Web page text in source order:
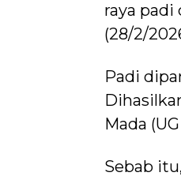
raya padi
(28/2/
Padi
Mada
Sebab